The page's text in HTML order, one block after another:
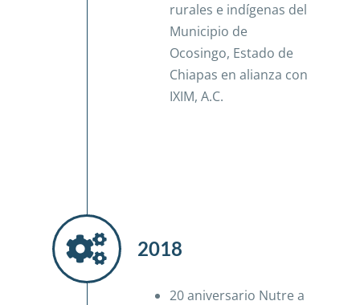
rurales e indígenas del
Municipio de
Ocosingo, Estado de
Chiapas en alianza con
IXIM, A.C.
2018
20 aniversario Nutre a